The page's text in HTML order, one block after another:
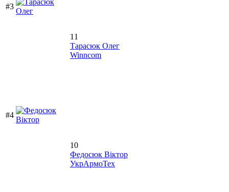
#3
11
Тарасюк Олег
Winncom
#4
10
Федосюк Віктор
УкрАрмоТех